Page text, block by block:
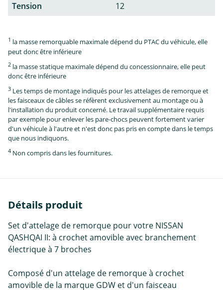
Tension 12
1 la masse remorquable maximale dépend du PTAC du véhicule, elle
peut donc être inférieure
2 la masse statique maximale dépend du concessionnaire, elle peut
donc être inférieure
3 Les temps de montage indiqués pour les attelages de remorque et
les faisceaux de câbles se réfèrent exclusivement au montage ou à
l'installation du produit concerné. Le travail supplémentaire requis
par exemple pour enlever les pare-chocs peuvent fortement varier
d'un véhicule à l'autre et n'est donc pas pris en compte dans le temps
que nous indiquons.
4 Non compris dans les fournitures.
Détails produit
Set d'attelage de remorque pour votre NISSAN
QASHQAI II: à crochet amovible avec branchement
électrique à 7 broches
Composé d'un attelage de remorque à crochet
amovible de la marque GDW et d'un faisceau